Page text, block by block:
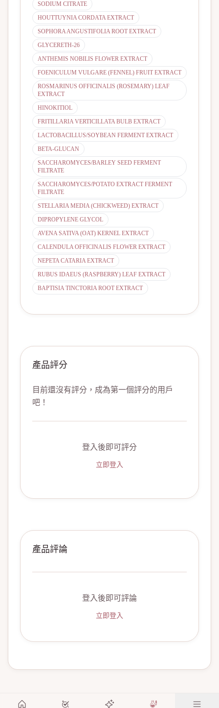
SODIUM CITRATE
HOUTTUYNIA CORDATA EXTRACT
SOPHORA ANGUSTIFOLIA ROOT EXTRACT
GLYCERETH-26
ANTHEMIS NOBILIS FLOWER EXTRACT
FOENICULUM VULGARE (FENNEL) FRUIT EXTRACT
ROSMARINUS OFFICINALIS (ROSEMARY) LEAF
EXTRACT
HINOKITIOL
FRITILLARIA VERTICILLATA BULB EXTRACT
LACTOBACILLUS/SOYBEAN FERMENT EXTRACT
BETA-GLUCAN
SACCHAROMYCES/BARLEY SEED FERMENT
FILTRATE
SACCHAROMYCES/POTATO EXTRACT FERMENT
FILTRATE
STELLARIA MEDIA (CHICKWEED) EXTRACT
DIPROPYLENE GLYCOL
AVENA SATIVA (OAT) KERNEL EXTRACT
CALENDULA OFFICINALIS FLOWER EXTRACT
NEPETA CATARIA EXTRACT
RUBUS IDAEUS (RASPBERRY) LEAF EXTRACT
BAPTISIA TINCTORIA ROOT EXTRACT
產品評分
目前還沒有評分，成為第一個評分的用戶
吧！
登入後即可評分
立即登入
產品評論
登入後即可評論
立即登入